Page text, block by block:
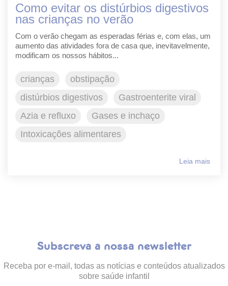
Como evitar os distúrbios digestivos
nas crianças no verão
Com o verão chegam as esperadas férias e, com elas, um
aumento das atividades fora de casa que, inevitavelmente,
modificam os nossos hábitos...
crianças
obstipação
distúrbios digestivos
Gastroenterite viral
Azia e refluxo
Gases e inchaço
Intoxicações alimentares
Leia mais
Subscreva a nossa newsletter
Receba por e-mail, todas as notícias e conteúdos atualizados
sobre saúde infantil